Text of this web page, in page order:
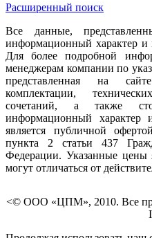
Расширенный поиск
Все данные,
информационный характер
Для более подробной
менеджерам компании по
представленная на
комплектации,
сочетаний, а также
информационный
является публичной
пункта 2 статьи 437
Федерации. Указанные цены
могут отличаться от
<© ООО «ЦПМ», 2010. Все